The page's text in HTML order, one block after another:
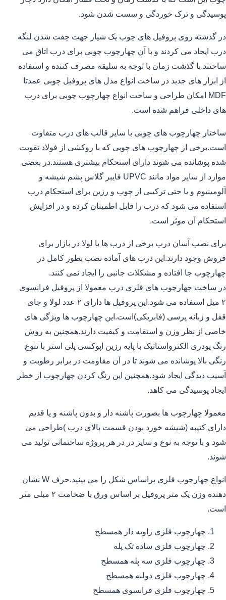
پوسیدگی و ترک خوردگی و سست شدن شود.
در گذشته روی پروفیل های چوب یک شیار جهت چفت شدن لنگه
درب ایجاد می کردند و با آن چهارچوب چوبی برای درب اتاق می
ساختند.با گذشت زمان با توجه به سلیقه مصرف کننده و استفاده
از ابزار های جدید در ساخت انواع مدل های پروفیل چوبی عمدتا
MDF امکان طراحی و ساخت انواع چهارچوب چوبی برای درب
های داخلی فراهم شده است.
ساختار چهارچوب های چوبی با سایر قالب های درب متفاوت
است.برخی از چهارچوب های چوبی که با روکشی از فولاد تقویت
شده پوشانده می شوند دارای استحکام بیشتری هستند.در بعضی
موارد از سایر مواد مانند UPVC فایبر گلاس پشم شیشه و
آلومینیوم و یا حتی ترکیبی از چوب و رزین برای استحکام درب
استفاده می شود که درب را قابل اطمینان کرده و در افزایش
استحکام آن موثر است.
برای نصب آسان درب برخی از درب ها با لولا در بازار برای
فروش وجود دارند.این درب های آماده نصب بطور کامل در
چهارچوب جا افتاده و مشکلات جانبی را ایجاد نمی کنند.
در ساخت چهارچوب های فلزی درب معمولا از پروفیل فرانسوی
۲ میل استفاده می شود.این پروفیل ها دارای ۲ عدد لولا و جای
قفل و زبانه پرسی (فابریکی)است.این چهارچوب ها ویژگی های
خاصی از نظر وزن و استقامت و کیفیت دارند.همچنین به روش
رنگ پودری الکترواستاتیک با پایه رزین اپوکسی پلی استر با تنوع
رنگی بالا پوشانده می شوند تا در آن مقاومت در برابر رطوبت و
آسیب دیدگی ایجاد شود.همچنین این رنگ کردن چهارچوب از خطر
ایجاد پوسیدگی می کاهد.
معمولا چهارچوب ها بصورت پاشنه دار و بدون پاشنه و یا قدیم
دارای کتیبه (شیشه خورد بودن قسمت بالای درب )طراحی می
شود و با توجه به نوع و سایز در در هر پروژه ساختمانی تولید می
شوند.
انواع چهارچوب فلزی براساس شکل را می بینید.حرف W نشان
دهنده وزن یک متر پروفیل بر اساس ورق با ضخامت ۲ میلی متر
است.
چهارچوب فلزی زاویه دار همسطح
چهارچوب فلزی ساده تک پله
چهارچوب فلزی سه پله همسطح
چهارچوب فلزی دولبه همسطح
چهارچوب فلزی فرانسوی همسطح